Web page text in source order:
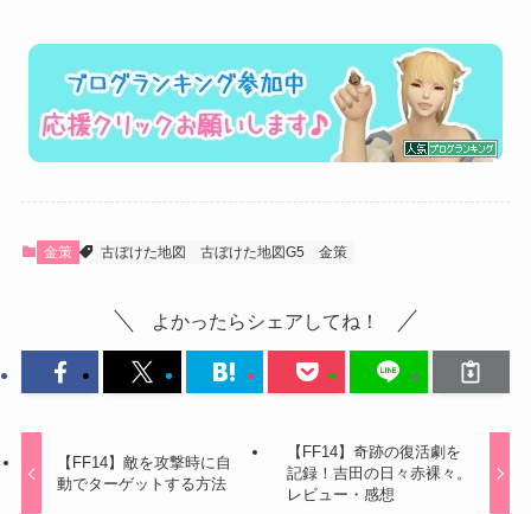
金策 古ぼけた地図 古ぼけた地図G5 金策
よかったらシェアしてね！
【FF14】敵を攻撃時に自
動でターゲットする方法
【FF14】奇跡の復活劇を
記録！吉田の日々赤裸々。
レビュー・感想